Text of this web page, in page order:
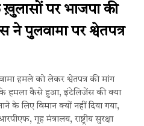
पर भाजपा की
ने पुलवामा पर श्वेतपत्र
हमले को लेकर श्वेतपत्र की मांग
हमला कैसे हुआ, इंटेलिजेंस की क्या
के लिए विमान क्यों नहीं दिया गया,
गृह मंत्रालय, राष्ट्रीय सुरक्षा